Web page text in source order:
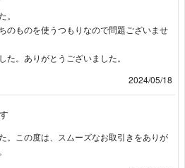
のものを使うつもりなので問題ございませ
た。ありがとうございました。
2024/05/18
。この度は、スムーズなお取引きをありが